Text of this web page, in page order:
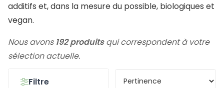
additifs et, dans la mesure du possible, biologiques et
vegan.
Nous avons 192 produitsqui correspondent à votre
sélection actuelle.
Filtre